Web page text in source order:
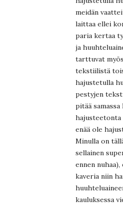
meidän
laittaa ellei
paria kertaa
ja
tarttuvat
tekstiilistä
hajustetulla
pestyjen
pitää samassa
enää ole
Minulla on
sellainen
ennen
kaveria niin
kauluksessa